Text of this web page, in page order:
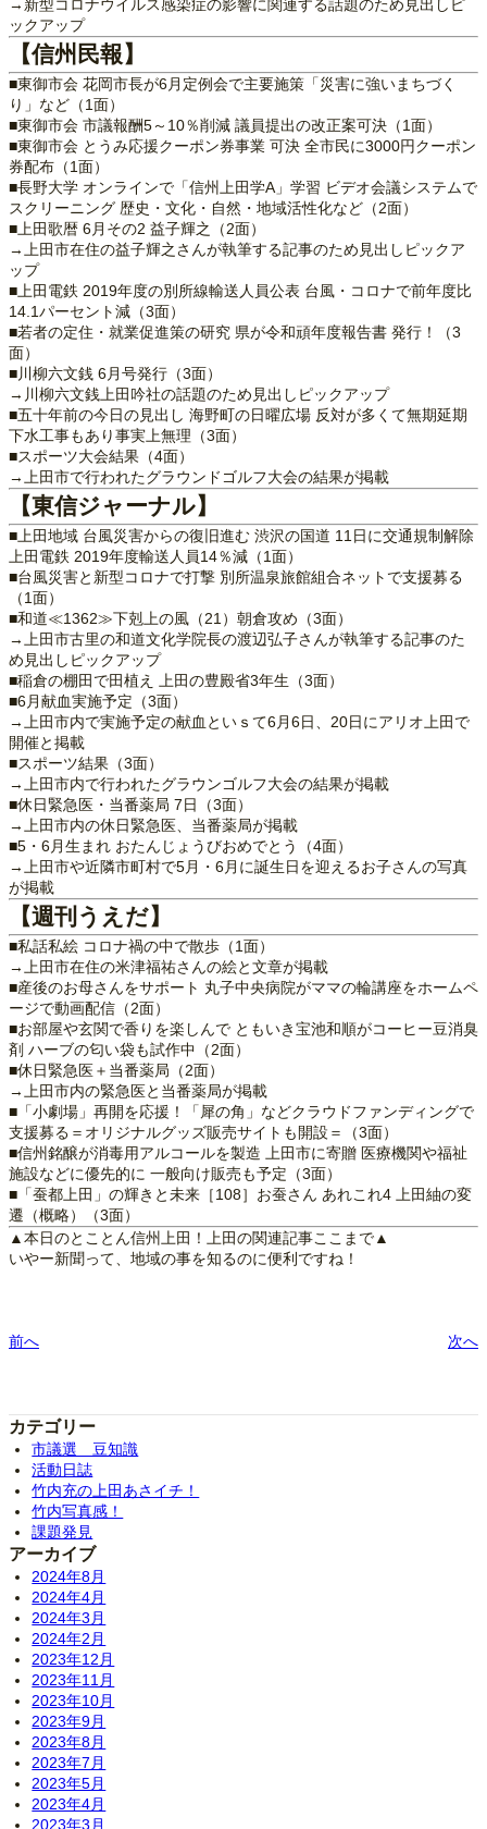
→新型コロナウイルス感染症の影響に関連する話題のため見出しピ
ックアップ
【信州民報】
■東御市会 花岡市長が6月定例会で主要施策「災害に強いまちづく
り」など（1面）
■東御市会 市議報酬5～10％削減 議員提出の改正案可決（1面）
■東御市会 とうみ応援クーポン券事業 可決 全市民に3000円クーポン
券配布（1面）
■長野大学 オンラインで「信州上田学A」学習 ビデオ会議システムで
スクリーニング 歴史・文化・自然・地域活性化など（2面）
■上田歌暦 6月その2 益子輝之（2面）
→上田市在住の益子輝之さんが執筆する記事のため見出しピックア
ップ
■上田電鉄 2019年度の別所線輸送人員公表 台風・コロナで前年度比
14.1パーセント減（3面）
■若者の定住・就業促進策の研究 県が令和頑年度報告書 発行！（3
面）
■川柳六文銭 6月号発行（3面）
→川柳六文銭上田吟社の話題のため見出しピックアップ
■五十年前の今日の見出し 海野町の日曜広場 反対が多くて無期延期
下水工事もあり事実上無理（3面）
■スポーツ大会結果（4面）
→上田市で行われたグラウンドゴルフ大会の結果が掲載
【東信ジャーナル】
■上田地域 台風災害からの復旧進む 渋沢の国道 11日に交通規制解除
上田電鉄 2019年度輸送人員14％減（1面）
■台風災害と新型コロナで打撃 別所温泉旅館組合ネットで支援募る
（1面）
■和道≪1362≫下剋上の風（21）朝倉攻め（3面）
→上田市古里の和道文化学院長の渡辺弘子さんが執筆する記事のた
め見出しピックアップ
■稲倉の棚田で田植え 上田の豊殿省3年生（3面）
■6月献血実施予定（3面）
→上田市内で実施予定の献血といｓて6月6日、20日にアリオ上田で
開催と掲載
■スポーツ結果（3面）
→上田市内で行われたグラウンゴルフ大会の結果が掲載
■休日緊急医・当番薬局 7日（3面）
→上田市内の休日緊急医、当番薬局が掲載
■5・6月生まれ おたんじょうびおめでとう（4面）
→上田市や近隣市町村で5月・6月に誕生日を迎えるお子さんの写真
が掲載
【週刊うえだ】
■私話私絵 コロナ禍の中で散歩（1面）
→上田市在住の米津福祐さんの絵と文章が掲載
■産後のお母さんをサポート 丸子中央病院がママの輪講座をホームペ
ージで動画配信（2面）
■お部屋や玄関で香りを楽しんで ともいき宝池和順がコーヒー豆消臭
剤 ハーブの匂い袋も試作中（2面）
■休日緊急医＋当番薬局（2面）
→上田市内の緊急医と当番薬局が掲載
■「小劇場」再開を応援！「犀の角」などクラウドファンディングで
支援募る＝オリジナルグッズ販売サイトも開設＝（3面）
■信州銘醸が消毒用アルコールを製造 上田市に寄贈 医療機関や福祉
施設などに優先的に 一般向け販売も予定（3面）
■「蚕都上田」の輝きと未来［108］お蚕さん あれこれ4 上田紬の変
遷（概略）（3面）
▲本日のとことん信州上田！上田の関連記事ここまで▲
いやー新聞って、地域の事を知るのに便利ですね！
前へ 次へ
カテゴリー
市議選 豆知識
活動日誌
竹内充の上田あさイチ！
竹内写真感！
課題発見
アーカイブ
2024年8月
2024年4月
2024年3月
2024年2月
2023年12月
2023年11月
2023年10月
2023年9月
2023年8月
2023年7月
2023年5月
2023年4月
2023年3月